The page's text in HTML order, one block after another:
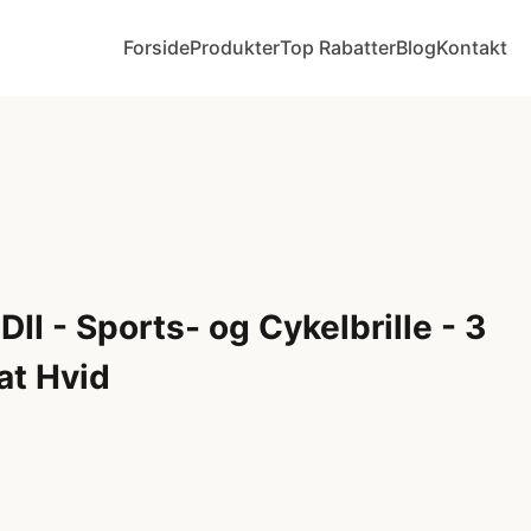
ForsideProdukterTop RabatterBlogKontakt
- Sports- og Cykelbrille - 3
Hvid